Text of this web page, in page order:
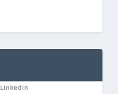
LinkedIn